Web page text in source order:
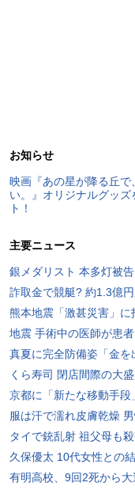
お知らせ
映画『あの星が降る丘で
い。』オリジナルグッ
ト！
主要ニュース
銀メダリスト 本多灯被
詐取金で競艇? 約1.3億
熊本地震「激甚災害」に
地震 手術中の医師が患
真夏に完全防備姿「金を
くら寿司 閉店間際の大
京都に「新たな移動手段
服は汗で濡れ皮膚乾燥
タイで銃乱射 祖父母も
久保優太 10代女性との
有明高校、9回2死から大